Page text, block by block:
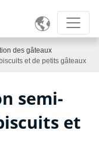

des gâteaux
et de petits gâteaux
semi-
et